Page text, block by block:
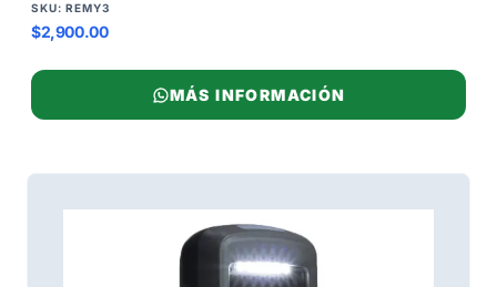
SKU: REMY3
$2,900.00
MÁS INFORMACIÓN